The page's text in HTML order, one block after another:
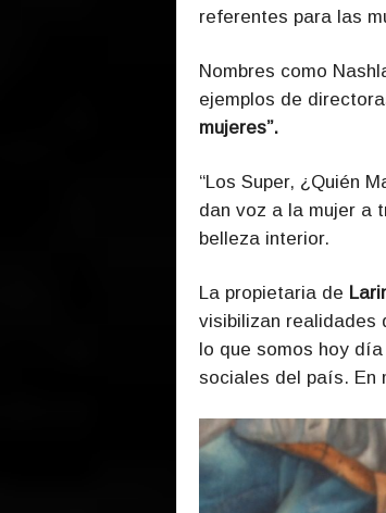
referentes para las
Nombres como
ejemplos de
mujeres”.
“Los Super, ¿Quién
dan voz a la mujer a
belleza interior.
La propietaria de
visibilizan realidades
lo que somos hoy
sociales del país. En